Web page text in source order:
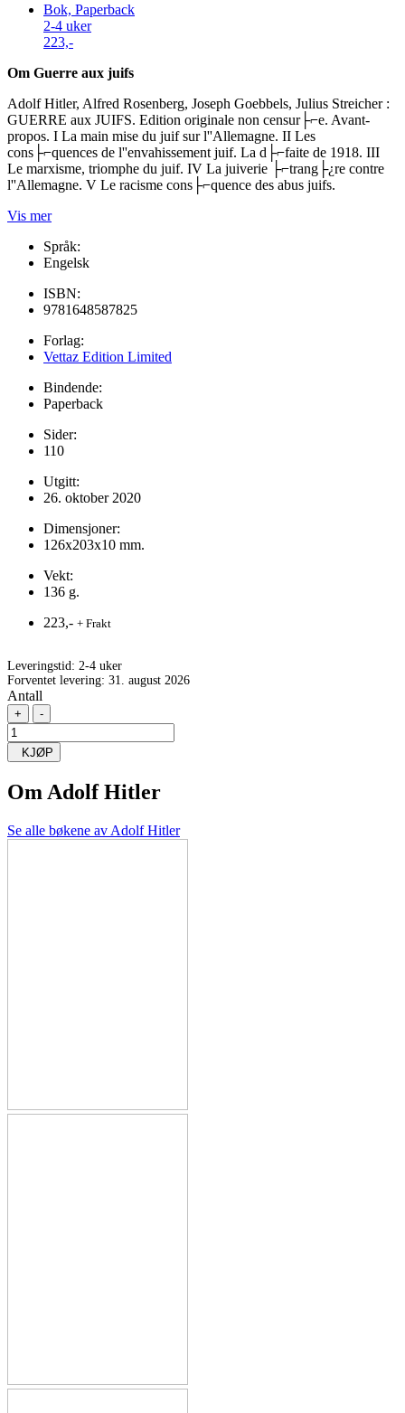
Bok, Paperback
2-4 uker
223,-
Om Guerre aux juifs
Adolf Hitler, Alfred Rosenberg, Joseph Goebbels, Julius Streicher :
GUERRE aux JUIFS. Edition originale non censur├⌐e. Avant-
propos. I La main mise du juif sur l''Allemagne. II Les
cons├⌐quences de l''envahissement juif. La d├⌐faite de 1918. III
Le marxisme, triomphe du juif. IV La juiverie ├⌐trang├¿re contre
l''Allemagne. V Le racisme cons├⌐quence des abus juifs.
Vis mer
Språk:
Engelsk
ISBN:
9781648587825
Forlag:
Vettaz Edition Limited
Bindende:
Paperback
Sider:
110
Utgitt:
26. oktober 2020
Dimensjoner:
126x203x10 mm.
Vekt:
136 g.
223,- + Frakt
Leveringstid: 2-4 uker
Forventet levering: 31. august 2026
Antall
+ -
KJØP
Om Adolf Hitler
Se alle bøkene av Adolf Hitler